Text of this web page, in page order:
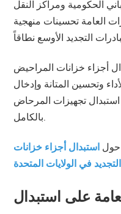
الحكومية ومراكز النقل
العامة تحسينات منهجية
أجزاء خزانات المراحيض
وتحسين المتانة وإدخال
تجهيزات المرحاض
بالكامل.
حول استبدال أجزاء خزانات
في الولايات المتحدة
على استبدال